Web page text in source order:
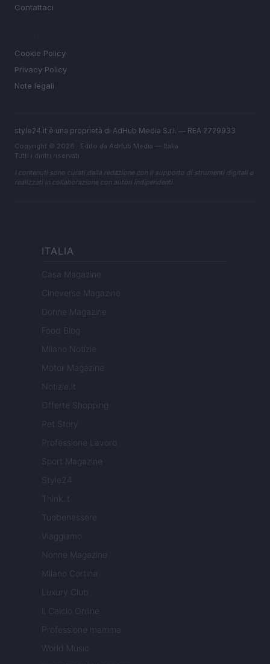
Contattaci
Cookie Policy
Privacy Policy
Note legali
style24.it è una proprietà di AdHub Media S.r.l. — REA 2729933
Copyright © 2026 · Edito da AdHub Media — Italia
Tutti i diritti riservati
I contenuti sono curati dalla redazione con il supporto di strumenti digitali e
realizzati in collaborazione con autori indipendenti.
ITALIA
Casa Magazine
Cineverse Magazine
Donne Magazine
Food Blog
Milano Notizie
Motor Magazine
Notizie.it
Offerte Shopping
Pet Story
Professione Lavoro
Sport Magazine
Style24
Think.it
Tuobenessere
Viaggiamo
Nonne Magazine
Milano Cortina
Luxury Club
Il Calcio Online
Professione mamma
World Music